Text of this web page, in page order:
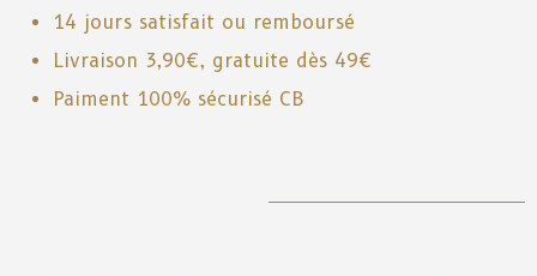
14 jours satisfait ou remboursé
Livraison 3,90€, gratuite dès 49€
Paiment 100% sécurisé CB